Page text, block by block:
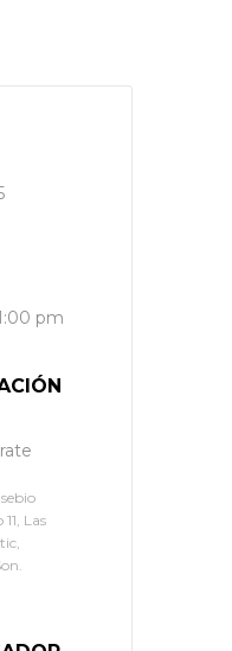
pm
Las